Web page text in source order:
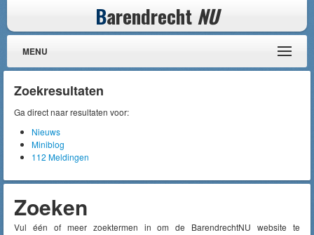
Barendrecht NU
MENU
Zoekresultaten
Ga direct naar resultaten voor:
Nieuws
Miniblog
112 Meldingen
Zoeken
Vul één of meer zoektermen in om de BarendrechtNU website te